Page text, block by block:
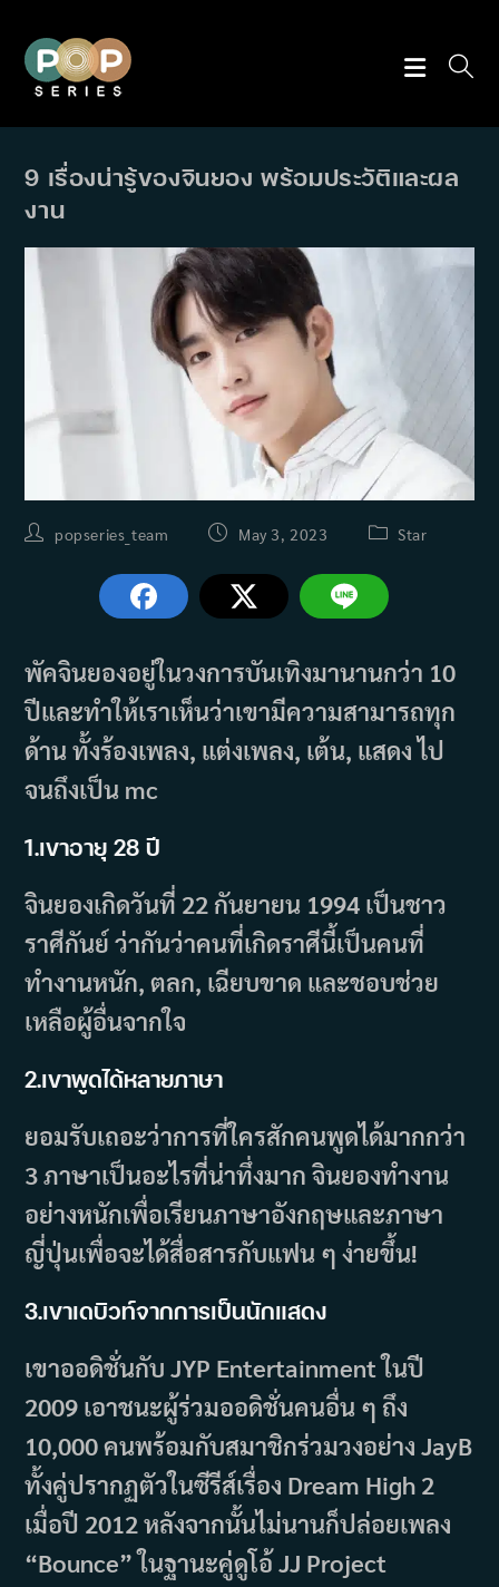
content
9 เรื่องน่ารู้ของจินยอง พร้อมประวัติและผล
งาน
Postpopseries_team
PostMay 3, 2023
PostStar
พัคจินยองอยู่ในวงการบันเทิงมานานกว่า 10
ปีและทำให้เราเห็นว่าเขามีความสามารถทุก
ด้าน ทั้งร้องเพลง, แต่งเพลง, เต้น, แสดง ไป
จนถึงเป็น mc
1.เขาอายุ 28 ปี
จินยองเกิดวันที่ 22 กันยายน 1994 เป็นชาว
ราศีกันย์ ว่ากันว่าคนที่เกิดราศีนี้เป็นคนที่
ทำงานหนัก, ตลก, เฉียบขาด และชอบช่วย
เหลือผู้อื่นจากใจ
2.เขาพูดได้หลายภาษา
ยอมรับเถอะว่าการที่ใครสักคนพูดได้มากกว่า
3 ภาษาเป็นอะไรที่น่าทึ่งมาก จินยองทำงาน
อย่างหนักเพื่อเรียนภาษาอังกฤษและภาษา
ญี่ปุ่นเพื่อจะได้สื่อสารกับแฟน ๆ ง่ายขึ้น!
3.เขาเดบิวท์จากการเป็นนักแสดง
เขาออดิชั่นกับ JYP Entertainment ในปี
2009 เอาชนะผู้ร่วมออดิชั่นคนอื่น ๆ ถึง
10,000 คนพร้อมกับสมาชิกร่วมวงอย่าง JayB
ทั้งคู่ปรากฏตัวในซีรีส์เรื่อง Dream High 2
เมื่อปี 2012 หลังจากนั้นไม่นานก็ปล่อยเพลง
“Bounce” ในฐานะคู่ดูโอ้ JJ Project